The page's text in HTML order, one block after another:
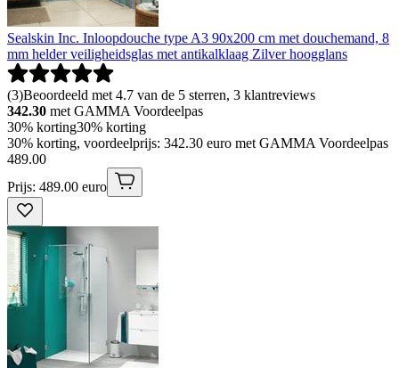
Sealskin Inc. Inloopdouche type A3 90x200 cm met douchemand, 8
mm helder veiligheidsglas met antikalklaag Zilver hoogglans
(3)Beoordeeld met 4.7 van de 5 sterren, 3 klantreviews
342.30 met GAMMA Voordeelpas
30% korting30% korting
30% korting, voordeelprijs: 342.30 euro met GAMMA Voordeelpas
489.00
Prijs: 489.00 euro